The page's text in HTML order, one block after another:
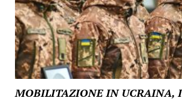
MOBILITAZIONE IN UCRAINA,